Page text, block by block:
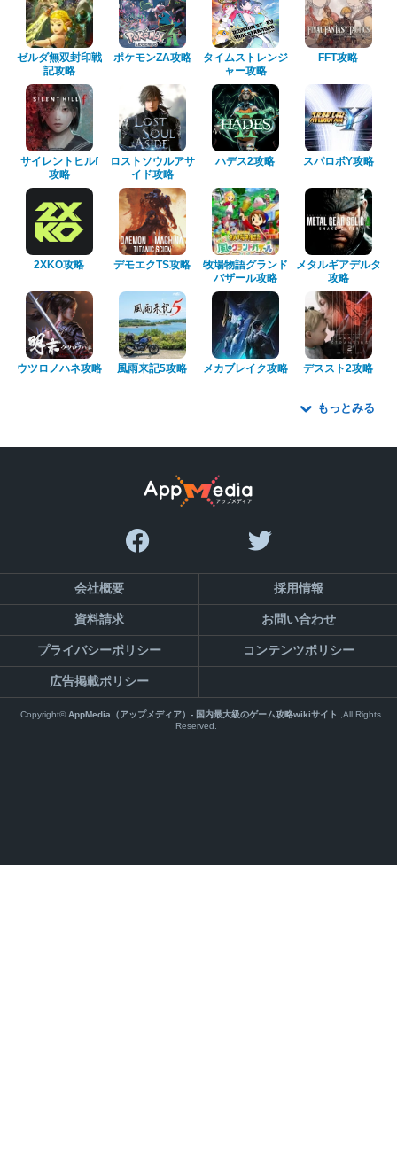
ゼルダ無双封印戦
記攻略
ポケモンZA攻略
タイムストレンジ
ャー攻略
FFT攻略
サイレントヒルf
攻略
ロストソウルアサ
イド攻略
ハデス2攻略 スパロボY攻略
2XKO攻略 デモエクTS攻略
牧場物語グランド
バザール攻略
メタルギアデルタ
攻略
ウツロノハネ攻略 風雨来記5攻略 メカブレイク攻略 デススト2攻略
もっとみる
会社概要 採用情報
資料請求 お問い合わせ
プライバシーポリシー コンテンツポリシー
広告掲載ポリシー
Copyright©AppMedia（アップメディア）- 国内最大級のゲーム攻略wikiサイト
,All Rights
Reserved.